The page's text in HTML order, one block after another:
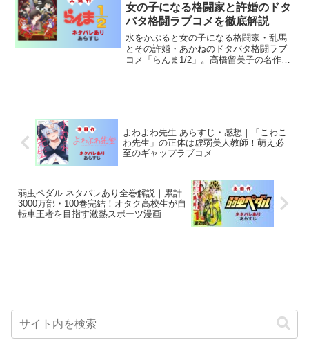
女の子になる格闘家と許婚のドタ
バタ格闘ラブコメを徹底解説
水をかぶると女の子になる格闘家・乱馬
とその許婚・あかねのドタバタ格闘ラブ
コメ「らんま1/2」。高橋留美子の名作が
よわよわ先生 あらすじ・感想｜「こわこ
わ先生」の正体は虚弱美人教師！萌え必
至のギャップラブコメ
弱虫ペダル ネタバレあり全巻解説｜累計
3000万部・100巻完結！オタク高校生が自
転車王者を目指す激熱スポーツ漫画